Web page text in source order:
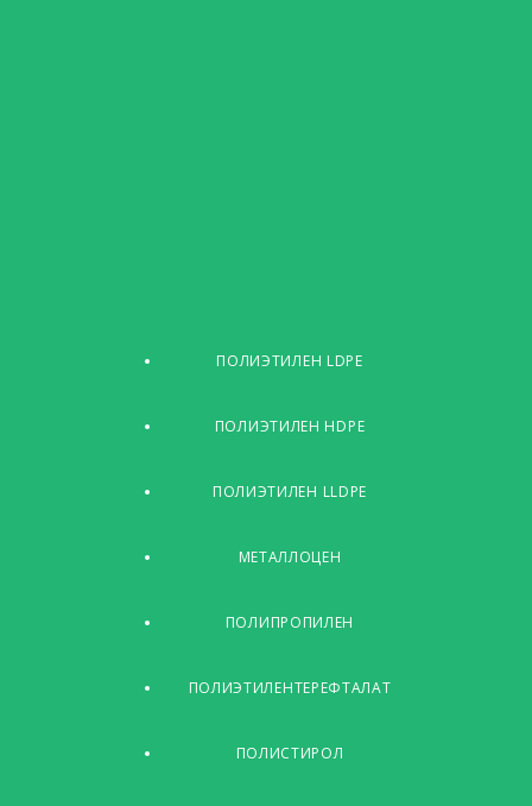
ПОЛИЭТИЛЕН LDPE
ПОЛИЭТИЛЕН HDPE
ПОЛИЭТИЛЕН LLDPE
МЕТАЛЛОЦЕН
ПОЛИПРОПИЛЕН
ПОЛИЭТИЛЕНТЕРЕФТАЛАТ
ПОЛИСТИРОЛ